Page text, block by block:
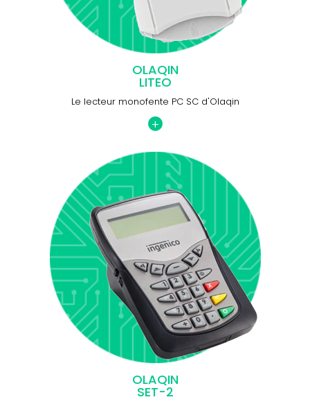
OLAQIN
LITEO
Le lecteur monofente PC SC d'Olaqin
+
OLAQIN
SET-2